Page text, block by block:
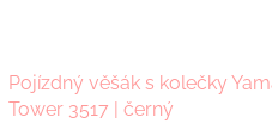
Pojízdný věšák s kolečky
Tower 3517 | černý